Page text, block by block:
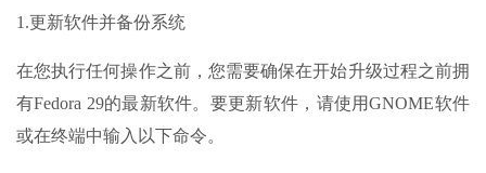
1.更新软件并备份系统
在您执行任何操作之前，您需要确保在开始升级过程之前拥
有Fedora 29的最新软件。要更新软件，请使用GNOME软件
或在终端中输入以下命令。